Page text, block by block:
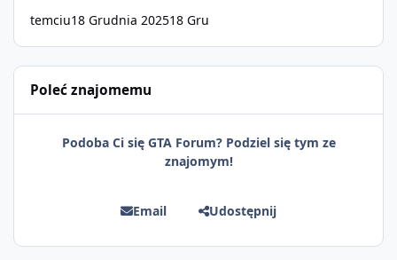
temciu18 Grudnia 202518 Gru
Poleć znajomemu
Podoba Ci się GTA Forum? Podziel się tym ze
znajomym!
Email Udostępnij